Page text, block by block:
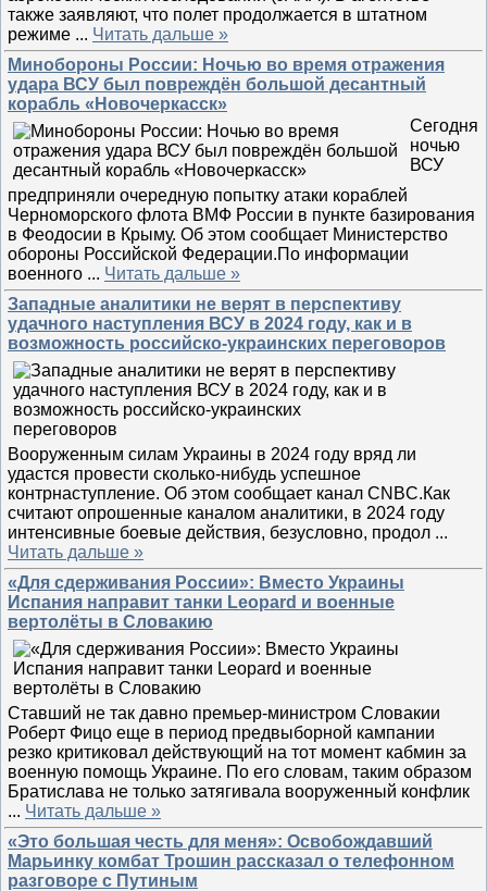
также заявляют, что полет продолжается в штатном
режиме ... Читать дальше »
Минобороны России: Ночью во время отражения
удара ВСУ был повреждён большой десантный
корабль «Новочеркасск»
Сегодня
ночью
ВСУ
предприняли очередную попытку атаки кораблей
Черноморского флота ВМФ России в пункте базирования
в Феодосии в Крыму. Об этом сообщает Министерство
обороны Российской Федерации.По информации
военного ... Читать дальше »
Западные аналитики не верят в перспективу
удачного наступления ВСУ в 2024 году, как и в
возможность российско-украинских переговоров
Вооруженным силам Украины в 2024 году вряд ли
удастся провести сколько-нибудь успешное
контрнаступление. Об этом сообщает канал CNBC.Как
считают опрошенные каналом аналитики, в 2024 году
интенсивные боевые действия, безусловно, продол ...
Читать дальше »
«Для сдерживания России»: Вместо Украины
Испания направит танки Leopard и военные
вертолёты в Словакию
Ставший не так давно премьер-министром Словакии
Роберт Фицо еще в период предвыборной кампании
резко критиковал действующий на тот момент кабмин за
военную помощь Украине. По его словам, таким образом
Братислава не только затягивала вооруженный конфлик
... Читать дальше »
«Это большая честь для меня»: Освобождавший
Марьинку комбат Трошин рассказал о телефонном
разговоре с Путиным